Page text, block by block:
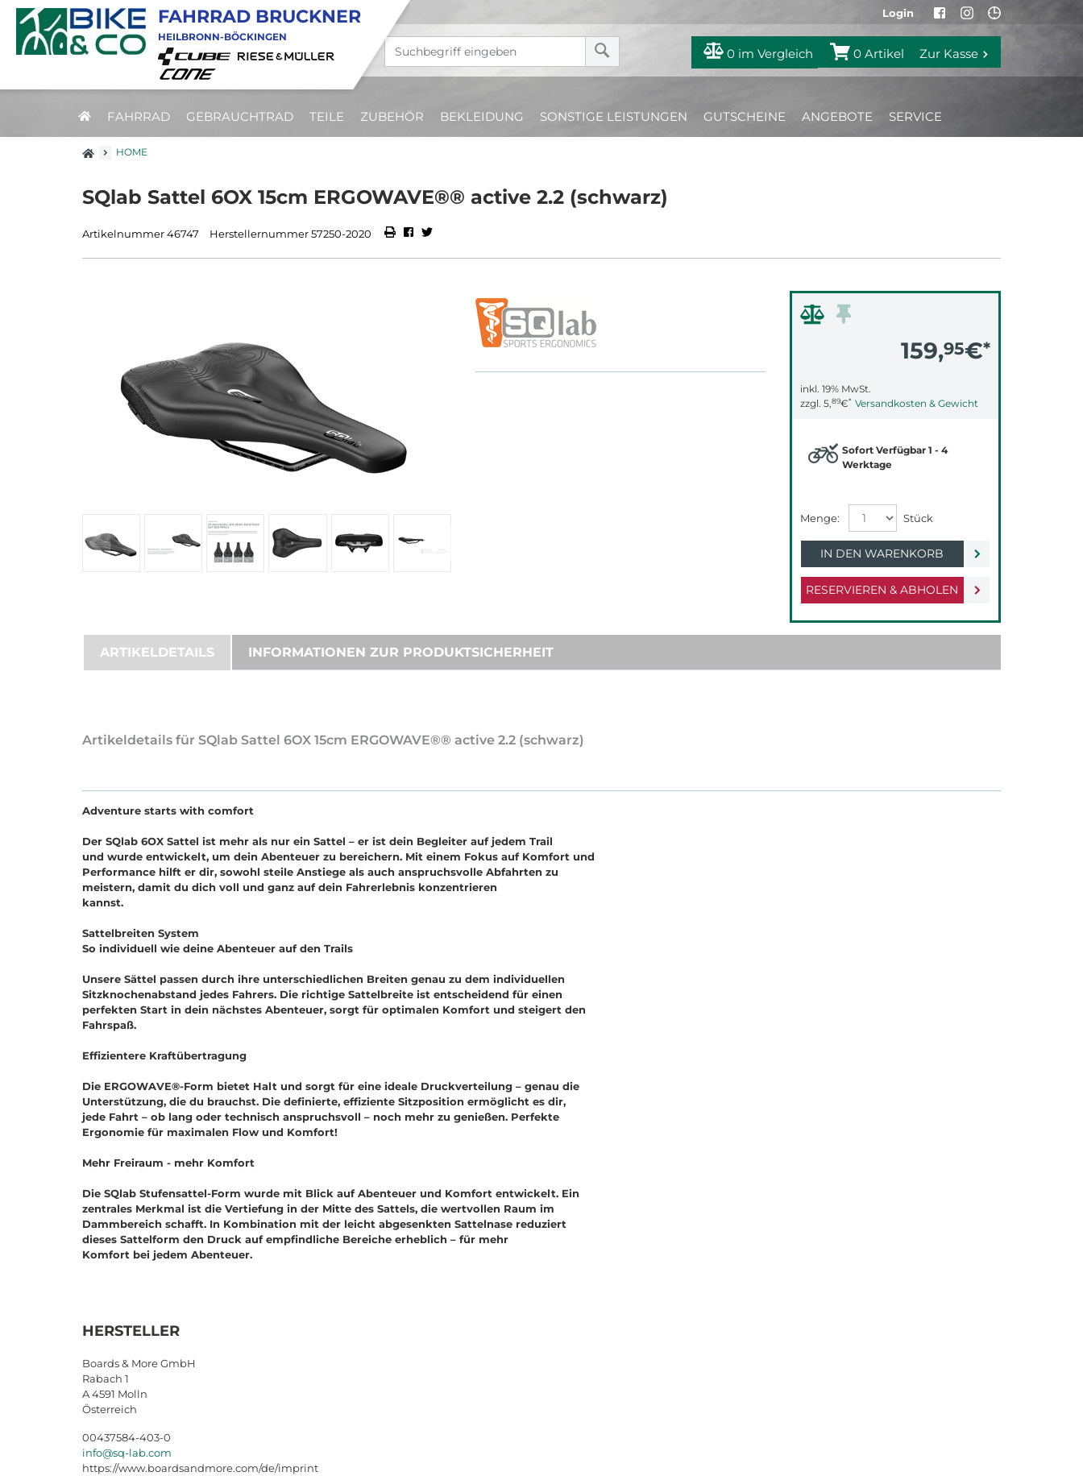
Login
0 im Vergleich 0 Artikel Zur Kasse
FAHRRAD GEBRAUCHTRAD TEILE ZUBEHÖR BEKLEIDUNG SONSTIGE LEISTUNGEN GUTSCHEINE ANGEBOTE SERVICE
FAHRRAD BRUCKNER
HEILBRONN-BÖCKINGEN
HOME
SQlab Sattel 6OX 15cm ERGOWAVE®® active 2.2 (schwarz)
Artikelnummer 46747 Herstellernummer 57250-2020
159,95€*
inkl. 19% MwSt.
zzgl. 5,89€* Versandkosten & Gewicht
RESERVIEREN & ABHOLEN
Sofort Verfügbar 1 - 4
Werktage
IN DEN WARENKORB
ARTIKELDETAILS INFORMATIONEN ZUR PRODUKTSICHERHEIT
Artikeldetails für SQlab Sattel 6OX 15cm ERGOWAVE®® active 2.2 (schwarz)
Adventure starts with comfort
Der SQlab 6OX Sattel ist mehr als nur ein Sattel – er ist dein Begleiter auf jedem Trail
und wurde entwickelt, um dein Abenteuer zu bereichern. Mit einem Fokus auf Komfort und
Performance hilft er dir, sowohl steile Anstiege als auch anspruchsvolle Abfahrten zu
meistern, damit du dich voll und ganz auf dein Fahrerlebnis konzentrieren
kannst.
Sattelbreiten System
So individuell wie deine Abenteuer auf den Trails
Unsere Sättel passen durch ihre unterschiedlichen Breiten genau zu dem individuellen
Sitzknochenabstand jedes Fahrers. Die richtige Sattelbreite ist entscheidend für einen
perfekten Start in dein nächstes Abenteuer, sorgt für optimalen Komfort und steigert den
Fahrspaß.
Effizientere Kraftübertragung
Die ERGOWAVE®-Form bietet Halt und sorgt für eine ideale Druckverteilung – genau die
Unterstützung, die du brauchst. Die definierte, effiziente Sitzposition ermöglicht es dir,
jede Fahrt – ob lang oder technisch anspruchsvoll – noch mehr zu genießen. Perfekte
Ergonomie für maximalen Flow und Komfort!
Mehr Freiraum - mehr Komfort
Die SQlab Stufensattel-Form wurde mit Blick auf Abenteuer und Komfort entwickelt. Ein
zentrales Merkmal ist die Vertiefung in der Mitte des Sattels, die wertvollen Raum im
Dammbereich schafft. In Kombination mit der leicht abgesenkten Sattelnase reduziert
dieses Sattelform den Druck auf empfindliche Bereiche erheblich – für mehr
Komfort bei jedem Abenteuer.
HERSTELLER
Boards & More GmbH
Rabach 1
A 4591 Molln
Österreich
00437584-403-0
info@sq-lab.com
https://www.boardsandmore.com/de/imprint